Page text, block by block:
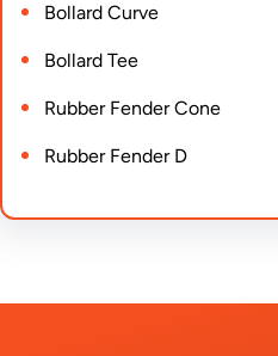
Bollard Curve
Bollard Tee
Rubber Fender Cone
Rubber Fender D